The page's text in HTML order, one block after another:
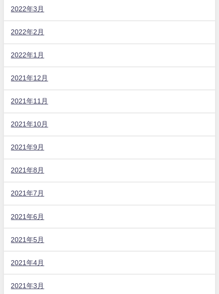
2022年3月
2022年2月
2022年1月
2021年12月
2021年11月
2021年10月
2021年9月
2021年8月
2021年7月
2021年6月
2021年5月
2021年4月
2021年3月